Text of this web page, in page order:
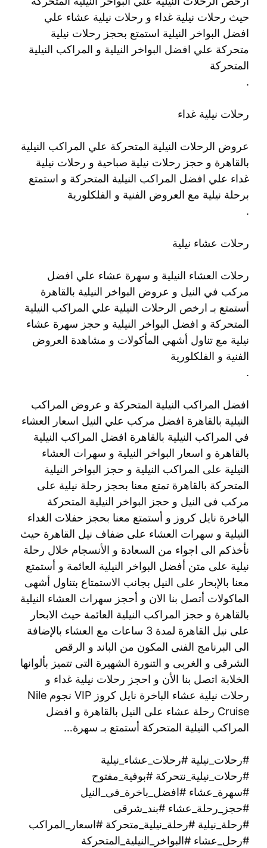
حيث رحلات نيلية غداء و رحلات نيلية عشاء علي
افضل البواخر النيلية استمتع بحجز رحلات نيلية
متحركة علي افضل البواخر النيلية و المراكب النيلية
المتحركة
.
رحلات نيلية غداء
عروض الرحلات النيلية المتحركة علي المراكب النيلية
بالقاهرة و حجز رحلات نيلية صباحية و رحلات نيلية
غداء علي افضل المراكب النيلية المتحركة و استمتع
برحلة نيلية مع العروض الفنية و الفلكلورية
.
رحلات عشاء نيلية
رحلات العشاء النيلية و سهرة عشاء علي افضل
مركب في النيل و عروض البواخر النيلية بالقاهرة
أستمتع بـ ارخص الرحلات النيلية علي المراكب النيلية
المتحركة و افضل البواخر النيلية و حجز سهرة عشاء
نيلية مع تناول أشهي المأكولات و مشاهدة العروض
الفنية و الفلكلورية
.
افضل المراكب النيلية المتحركة و عروض المراكب
النيلية بالقاهرة افضل مركب علي النيل اسعار العشاء
في المراكب النيلية بالقاهرة افضل المراكب النيلية
بالقاهرة و اسعار البواخر النيلية و سهرات العشاء
النيلية على المراكب النيلية و حجز البواخر النيلية
المتحركة بالقاهرة تمتع معنا بحجز رحلة نيلية على
مركب فى النيل و حجز البواخر النيلية المتحركة
الباخرة نايل كروز و أستمتع معنا بحجز حفلات الغداء
النيلية و سهرات العشاء على ضفاف نيل القاهرة حيث
نأخذكم الى اجواء من السعادة و الأنسجام خلال رحلة
نيلية على متن أفضل البواخر النيلية العائمة و أستمتع
معنا بالإبحار على النيل بجانب الاستمتاع بتناول أشهى
الماكولات أتصل بنا الان و أحجز سهرات العشاء النيلية
بالقاهرة و حجز المراكب النيلية العائمة حيث الابحار
على نيل القاهرة لمدة 3 ساعات مع العشاء بالإضافة
الى البرنامج الفنى المكون من الباند و الرقص
الشرقى و الغربى و التنورة الشهيرة التى تتميز بألوانها
الخلابة اتصل بنا الأن و احجز رحلات نيلية غداء و
رحلات نيلية عشاء الباخرة نايل كروز VIP نجوم Nile
Cruise رحلة عشاء على النيل بالقاهرة و افضل
المراكب النيلية المتحركة أستمتع بـ سهرة…
#رحلات_نيلية #رحلات_عشاء_نيلية
#رحلات_نيلية_نتحركة #بوفية_مفتوح
#سهرة_عشاء #افضل_باخرة_فى_النيل
#حجز_رحلة_عشاء #بند_شرقى
#رحلة_نيلية #رحلة_نيلية_متحركة #اسعار_المراكب
#رحل_عشاء #البواخر_النيلية_المتحركة